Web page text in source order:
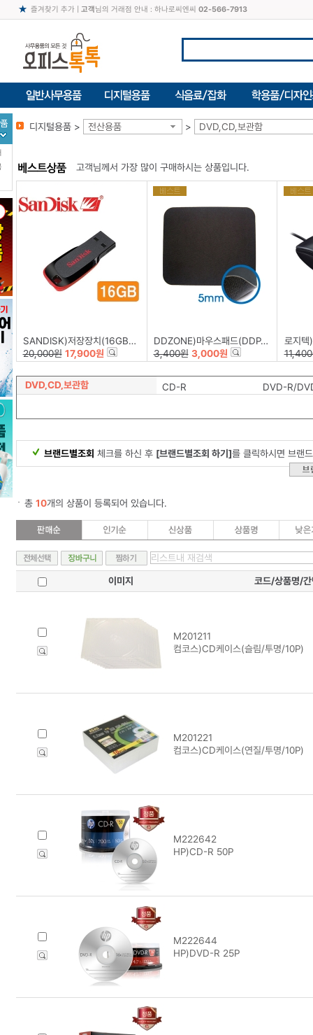
즐겨찾기 추가| 고객님의 거래점 안내 : 하나로씨엔씨 02-566-7913
디지털용품 > 전산용품 > DVD,CD,보관함
고객님께서 가장 많이 구매하시는 상품입니다.
SANDISK)저장장치(16GB/Z50-BLADE)
20,000원 17,900원
DDZONE)마우스패드(DDP-002)
3,400원 3,000원
로지텍
DVD,CD,보관함 CD-R DVD-R/
브랜드별조회 체크를 하신 후 [브랜드별조회 하기]를 클릭하시면 브랜
총 10개의 상품이 등록되어 있습니다.
이미지 코드/상품명/간
M201211
컴코스)CD케이스(슬림/투명/10P)
M201221
컴코스)CD케이스(연질/투명/10P)
M222642
HP)CD-R 50P
M222644
HP)DVD-R 25P